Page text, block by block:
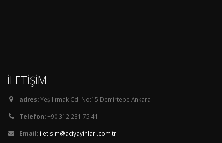
İLETİŞİM
adres:Yeşilırmak Cd. No:15 Demirtepe Ankara
Telefon:+90 312 231 75 41
Email: iletisim@aciyayinlari.com.tr